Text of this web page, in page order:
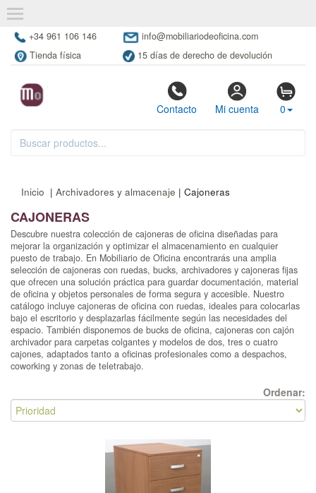
+34 961 106 146
info@mobiliariodeoficina.com
Tienda física
15 días de derecho de devolución
Contacto Mi cuenta 0
Inicio | Archivadores y almacenaje | Cajoneras
CAJONERAS
Descubre nuestra colección de cajoneras de oficina diseñadas para
mejorar la organización y optimizar el almacenamiento en cualquier
puesto de trabajo. En Mobiliario de Oficina encontrarás una amplia
selección de cajoneras con ruedas, bucks, archivadores y cajoneras fijas
que ofrecen una solución práctica para guardar documentación, material
de oficina y objetos personales de forma segura y accesible. Nuestro
catálogo incluye cajoneras de oficina con ruedas, ideales para colocarlas
bajo el escritorio y desplazarlas fácilmente según las necesidades del
espacio. También disponemos de bucks de oficina, cajoneras con cajón
archivador para carpetas colgantes y modelos de dos, tres o cuatro
cajones, adaptados tanto a oficinas profesionales como a despachos,
coworking y zonas de teletrabajo.
Ordenar: